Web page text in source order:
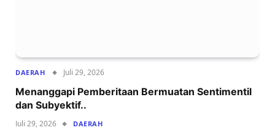
DAERAH Juli 29, 2026
Menanggapi Pemberitaan Bermuatan Sentimentil
dan Subyektif..
Juli 29, 2026 DAERAH